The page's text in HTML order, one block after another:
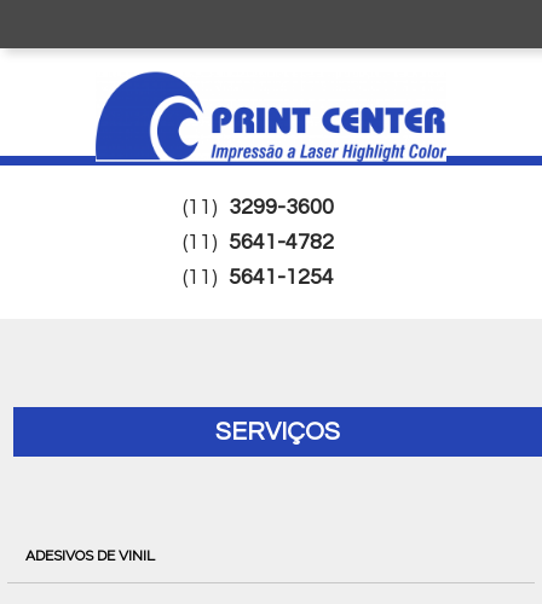
(11) 3299-3600
(11) 5641-4782
(11) 5641-1254
SERVIÇOS
ADESIVOS DE VINIL